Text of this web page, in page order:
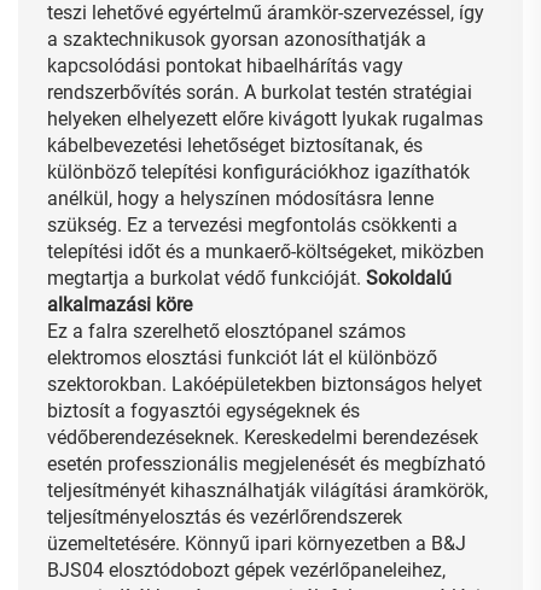
teszi lehetővé egyértelmű áramkör-szervezéssel, így
a szaktechnikusok gyorsan azonosíthatják a
kapcsolódási pontokat hibaelhárítás vagy
rendszerbővítés során. A burkolat testén stratégiai
helyeken elhelyezett előre kivágott lyukak rugalmas
kábelbevezetési lehetőséget biztosítanak, és
különböző telepítési konfigurációkhoz igazíthatók
anélkül, hogy a helyszínen módosításra lenne
szükség. Ez a tervezési megfontolás csökkenti a
telepítési időt és a munkaerő-költségeket, miközben
megtartja a burkolat védő funkcióját. Sokoldalú
alkalmazási köre
Ez a falra szerelhető elosztópanel számos
elektromos elosztási funkciót lát el különböző
szektorokban. Lakóépületekben biztonságos helyet
biztosít a fogyasztói egységeknek és
védőberendezéseknek. Kereskedelmi berendezések
esetén professzionális megjelenését és megbízható
teljesítményét kihasználhatják világítási áramkörök,
teljesítményelosztás és vezérlőrendszerek
üzemeltetésére. Könnyű ipari környezetben a B&J
BJS04 elosztódobozt gépek vezérlőpaneleihez,